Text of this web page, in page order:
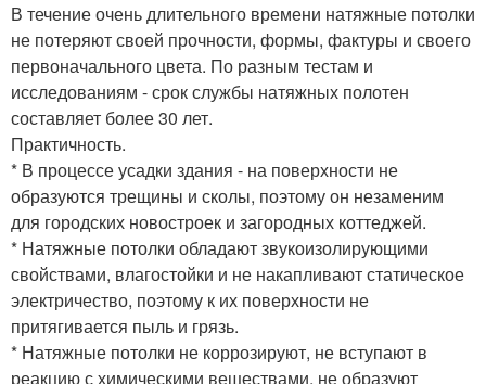
В течение очень длительного времени натяжные потолки
не потеряют своей прочности, формы, фактуры и своего
первоначального цвета. По разным тестам и
исследованиям - срок службы натяжных полотен
составляет более 30 лет.
Практичность.
* В процессе усадки здания - на поверхности не
образуются трещины и сколы, поэтому он незаменим
для городских новостроек и загородных коттеджей.
* Натяжные потолки обладают звукоизолирующими
свойствами, влагостойки и не накапливают статическое
электричество, поэтому к их поверхности не
притягивается пыль и грязь.
* Натяжные потолки не коррозируют, не вступают в
реакцию с химическими веществами, не образуют